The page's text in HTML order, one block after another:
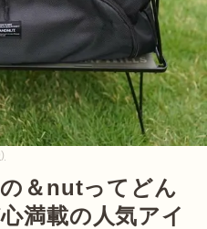
＆nutってどん
満載の人気アイ